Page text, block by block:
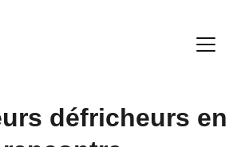
défricheurs en